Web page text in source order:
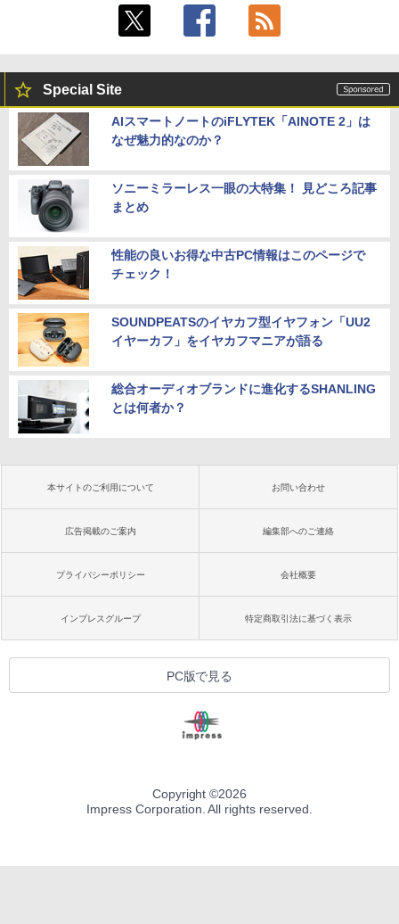
Special Site
AIスマートノートのiFLYTEK「AINOTE 2」は
なぜ魅力的なのか？
ソニーミラーレス一眼の大特集！ 見どころ記事
まとめ
性能の良いお得な中古PC情報はこのページで
チェック！
SOUNDPEATSのイヤカフ型イヤフォン「UU2
イヤーカフ」をイヤカフマニアが語る
総合オーディオブランドに進化するSHANLING
とは何者か？
本サイトのご利用について お問い合わせ
広告掲載のご案内 編集部へのご連絡
プライバシーポリシー 会社概要
インプレスグループ 特定商取引法に基づく表示
PC版で見る
Copyright ©2026
Impress Corporation. All rights reserved.